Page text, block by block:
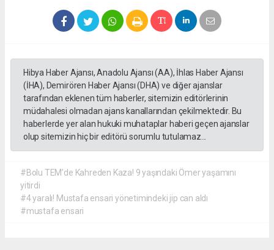
Hibya Haber Ajansı, Anadolu Ajansı (AA), İhlas Haber Ajansı
(İHA), Demirören Haber Ajansı (DHA) ve diğer ajanslar
tarafından eklenen tüm haberler, sitemizin editörlerinin
müdahalesi olmadan ajans kanallarından çekilmektedir. Bu
haberlerde yer alan hukuki muhataplar haberi geçen ajanslar
olup sitemizin hiç bir editörü sorumlu tutulamaz...
#Bolu TEM’de Kahreden Kaza! 9 yaşındaki Ömer yaşamını
yitirdi
#4 yaralı! Mustafa ensari yönetimindeki jip can aldı
#mustafa ensari